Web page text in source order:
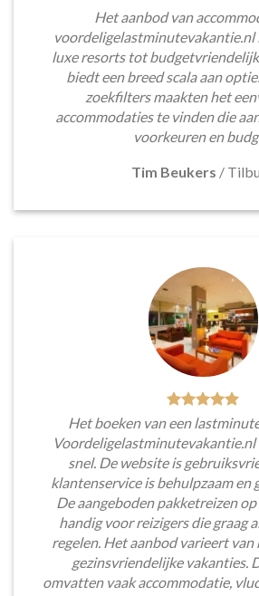
Het aanbod van
voordeligelastminutevakantie.nl
luxe resorts tot
biedt een breed scala aan
zoekfilters maakten het
accommodaties te vinden die
voorkeuren en
Tim Beukers /
Het boeken van een
Voordeligelastminutevakantie.nl
snel. De website is
klantenservice is behulpzaam en
De aangeboden pakketreizen
handig voor reizigers die graag
regelen. Het aanbod varieert
gezinsvriendelijke vakanties.
omvatten vaak accommodatie,